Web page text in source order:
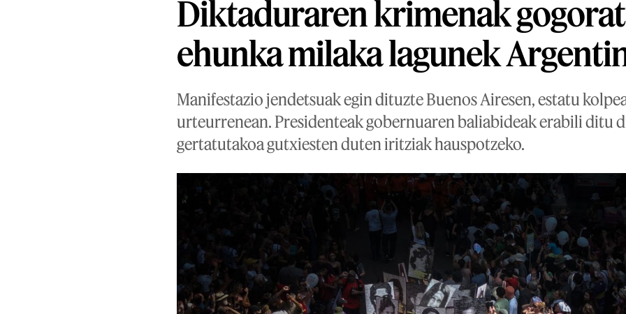
Diktaduraren krimenak
ehunka milaka lagunek
Manifestazio jendetsuak egin dituzte Buenos Airesen, estatu
urteurrenean. Presidenteak gobernuaren baliabideak erabili ditu
gertatutakoa gutxiesten duten iritziak hauspotzeko.